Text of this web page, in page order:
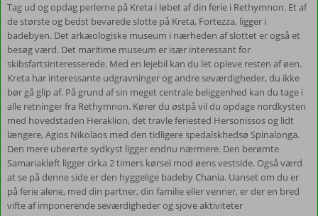
Tag ud og opdag perlerne på Kreta i løbet af din ferie i Rethymnon. Et af
de største og bedst bevarede slotte på Kreta, Fortezza, ligger i
badebyen. Det arkæologiske museum i nærheden af slottet er også et
besøg værd. Det maritime museum er især interessant for
skibsfartsinteresserede. Med en lejebil kan du let opleve resten af øen.
Kreta har interessante udgravninger og andre seværdigheder, du ikke
bør gå glip af. På grund af sin meget centrale beliggenhed kan du tage i
alle retninger fra Rethymnon. Kører du østpå vil du opdage nordkysten
med hovedstaden Heraklion, det travle feriested Hersonissos og lidt
længere, Agios Nikolaos med den tidligere spedalskhedsø Spinalonga.
Den mere uberørte sydkyst ligger endnu nærmere. Den berømte
Samariakløft ligger cirka 2 timers kørsel mod øens vestside. Også værd
at se på denne side er den hyggelige badeby Chania. Uanset om du er
på ferie alene, med din partner, din familie eller venner, er der en bred
vifte af imponerende seværdigheder og sjove aktiviteter